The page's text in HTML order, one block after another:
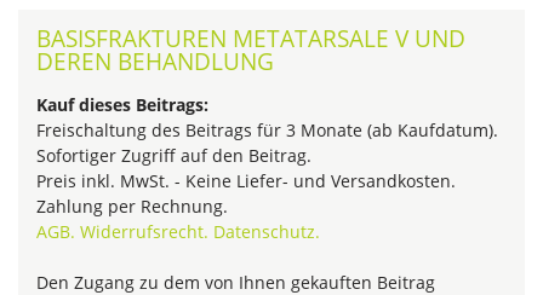
BASISFRAKTUREN METATARSALE V UND
DEREN BEHANDLUNG
Kauf dieses Beitrags:
Freischaltung des Beitrags für 3 Monate (ab Kaufdatum).
Sofortiger Zugriff auf den Beitrag.
Preis inkl. MwSt. - Keine Liefer- und Versandkosten.
Zahlung per Rechnung.
AGB. Widerrufsrecht. Datenschutz.
Den Zugang zu dem von Ihnen gekauften Beitrag